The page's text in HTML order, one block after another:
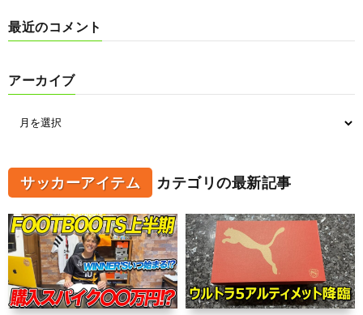
最近のコメント
アーカイブ
サッカーアイテム カテゴリの最新記事